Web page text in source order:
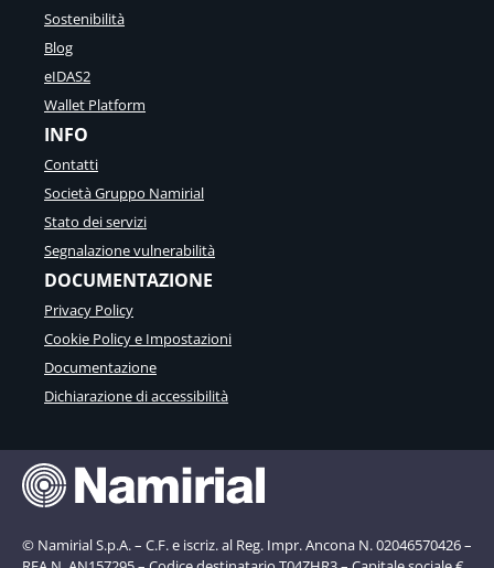
Sostenibilità
Blog
eIDAS2
Wallet Platform
INFO
Contatti
Società Gruppo Namirial
Stato dei servizi
Segnalazione vulnerabilità
DOCUMENTAZIONE
Privacy Policy
Cookie Policy e Impostazioni
Documentazione
Dichiarazione di accessibilità
© Namirial S.p.A. – C.F. e iscriz. al Reg. Impr. Ancona N. 02046570426 –